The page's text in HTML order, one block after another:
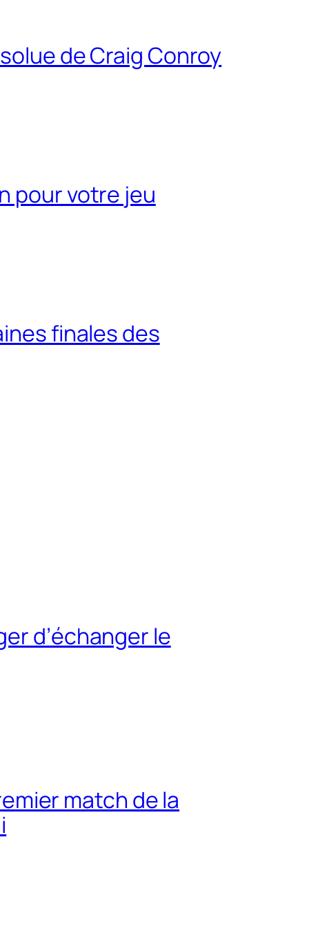
de Craig Conroy
pour votre jeu
finales des
d’échanger le
match de la